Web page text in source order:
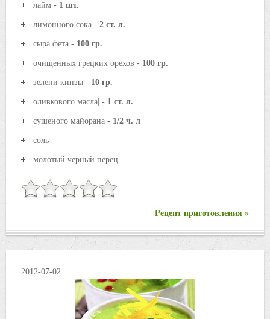
лайм - 1 шт.
лимонного сока - 2 ст. л.
сыра фета - 100 гр.
очищенных грецких орехов - 100 гр.
зелени кинзы - 10 гр.
оливкового масла| - 1 ст. л.
сушеного майорана - 1/2 ч. л
соль
молотый черный перец
Рецепт приготовления »
2012-07-02